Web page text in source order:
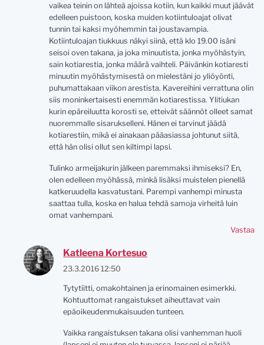
vaikea teinin on lähteä ajoissa kotiin, kun kaikki muut jäävät
edelleen puistoon, koska muiden kotiintuloajat olivat
tunnin tai kaksi myöhemmin tai joustavampia.
Kotiintuloajan tiukkuus näkyi siinä, että klo 19.00 isäni
seisoi oven takana, ja joka minuutista, jonka myöhästyin,
sain kotiarestia, jonka määrä vaihteli. Päivänkin kotiaresti
minuutin myöhästymisestä on mielestäni jo yliöyönti,
puhumattakaan viikon arestista. Kavereihini verrattuna olin
siis moninkertaisesti enemmän kotiarestissa. Ylitiukan
kurin epäreiluutta korosti se, etteivät säännöt olleet samat
nuoremmalle sisarukselleni. Hänen ei tarvinut jäädä
kotiarestiin, mikä ei ainakaan pääasiassa johtunut siitä,
että hän olisi ollut sen kiltimpi lapsi.
Tulinko armeijakurin jälkeen paremmaksi ihmiseksi? En,
olen edelleen myöhässä, minkä lisäksi muistelen pienellä
katkeruudella kasvatustani. Parempi vanhempi minusta
saattaa tulla, koska en halua tehdä samoja virheitä luin
omat vanhempani.
Vastaa
Katleena Kortesuo
23.3.2016 12:50
Tytytiitti, omakohtainen ja erinomainen esimerkki.
Kohtuuttomat rangaistukset aiheuttavat vain
epäoikeudenmukaisuuden tunteen.
Vaikka rangaistuksen takana olisi vanhemman huoli